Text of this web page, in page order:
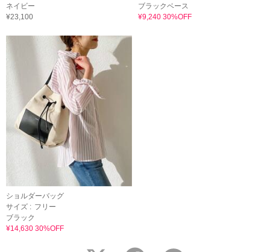
ネイビー
¥23,100
ブラックベース
¥9,240 30%OFF
ショルダーバッグ
サイズ : フリー
ブラック
¥14,630 30%OFF